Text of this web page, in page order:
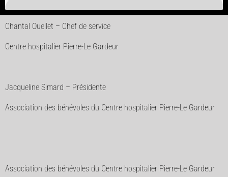
Chantal Ouellet – Chef de service
Centre hospitalier Pierre-Le Gardeur
Jacqueline Simard – Présidente
Association des bénévoles du Centre hospitalier Pierre-Le Gardeur
Association des bénévoles du Centre hospitalier Pierre-Le Gardeur